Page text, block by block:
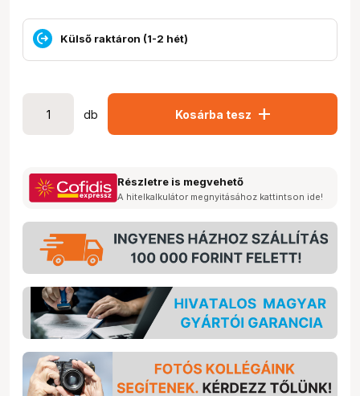
Külső raktáron (1-2 hét)
db Kosárba tesz add
Részletre is megvehető
A hitelkalkulátor megnyitásához kattintson ide!